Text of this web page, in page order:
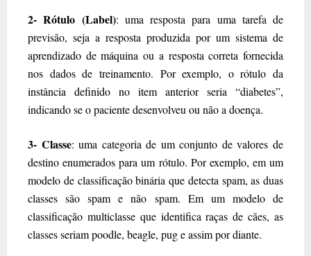
2- Rótulo (Label): uma resposta para uma tarefa de
previsão, seja a resposta produzida por um sistema de
aprendizado de máquina ou a resposta correta fornecida
nos dados de treinamento. Por exemplo, o rótulo da
instância definido no item anterior seria “diabetes”,
indicando se o paciente desenvolveu ou não a doença.
3- Classe: uma categoria de um conjunto de valores de
destino enumerados para um rótulo. Por exemplo, em um
modelo de classificação binária que detecta spam, as duas
classes são spam e não spam. Em um modelo de
classificação multiclasse que identifica raças de cães, as
classes seriam poodle, beagle, pug e assim por diante.